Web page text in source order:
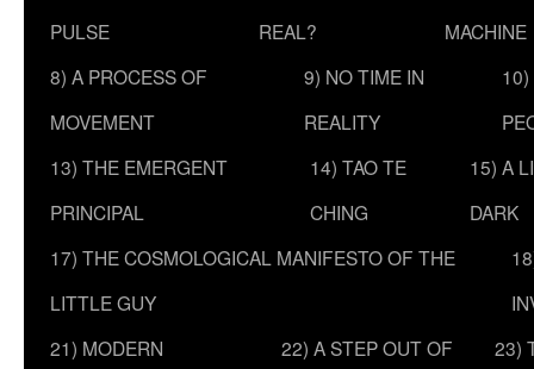
PULSE
REAL?
MACHINE
8) A PROCESS OF
MOVEMENT
9) NO TIME IN
REALITY
13) THE EMERGENT
PRINCIPAL
14) TAO TE
CHING
15) A
DARK
17) THE COSMOLOGICAL MANIFESTO OF THE
LITTLE GUY
21) MODERN
22) A STEP OUT OF
23)